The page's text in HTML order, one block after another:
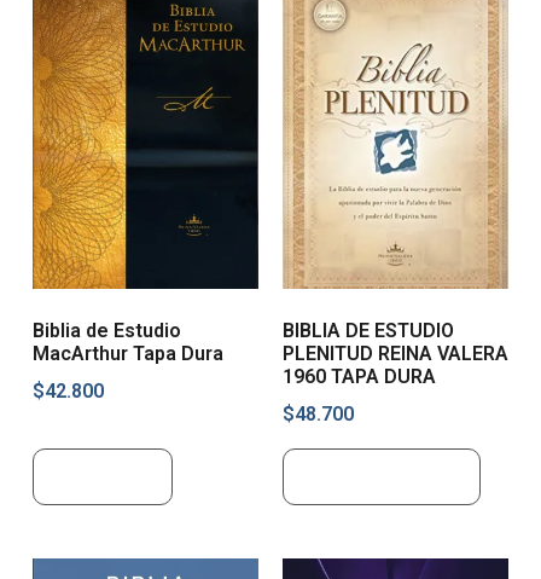
Biblia de Estudio
MacArthur Tapa Dura
$42.800
BIBLIA DE ESTUDIO
PLENITUD REINA VALERA
1960 TAPA DURA
$48.700